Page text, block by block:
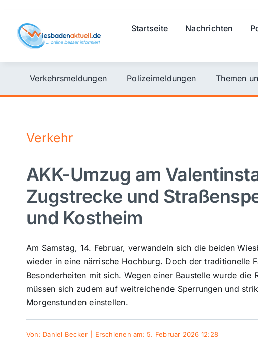
content
Startseite Nachrichten
Verkehrsmeldungen Polizeimeldungen Themen
Verkehr
AKK-Umzug am
Zugstrecke und
und Kostheim
Am Samstag, 14. Februar, verwandeln sich die beiden
wieder in eine närrische Hochburg. Doch der traditionelle
Besonderheiten mit sich. Wegen einer Baustelle wurde
müssen sich zudem auf weitreichende Sperrungen und
Morgenstunden einstellen.
Von: Daniel Becker Erschienen am: 5. Februar 2026 12:28